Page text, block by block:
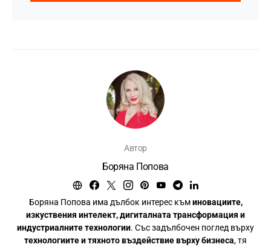
Автор
Боряна Попова
Боряна Попова има дълбок интерес къминовациите,
изкуствения интелект, дигиталната трансформация и
индустриалните технологии. Със задълбочен поглед върху
технологиите и тяхното въздействие върху бизнеса, тя